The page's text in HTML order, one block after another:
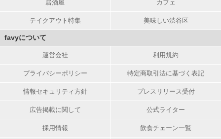
居酒屋 カフェ
テイクアウト特集 美味しい渋谷区
favyについて
運営会社 利用規約
プライバシーポリシー 特定商取引法に基づく表記
情報セキュリティ方針 プレスリリース受付
広告掲載に関して 公式ライター
採用情報 飲食チェーン一覧